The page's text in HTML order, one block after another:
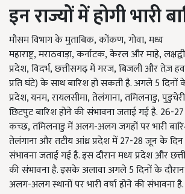
इन राज्यों में होगी भारी
मौसम विभाग के मुताबिक, कोंकण, गोवा, मध्य
महाराष्ट्र, मराठवाड़ा, कर्नाटक, केरल और माहे,
प्रदेश, विदर्भ, छत्तीसगढ़ में गरज, बिजली और तेज़
प्रति घंटे) के साथ बारिश हो सकती है. अगले 5 दिनों
प्रदेश, यनम, रायलसीमा, तेलंगाना, तमिलनाडु,
छिटपुट बारिश होने की संभावना जताई गई है. 26-27
कच्छ, तमिलनाडु में अलग-अलग जगहों पर भारी
तेलंगाना और तटीय आंध्र प्रदेश में 27-28 जून के दिन
संभावना जताई गई है. इस दौरान मध्य प्रदेश और
की संभावना है. इसके अलावा अगले 5 दिनों के
अलग-अलग स्थानों पर भारी वर्षा होने की संभावना है.